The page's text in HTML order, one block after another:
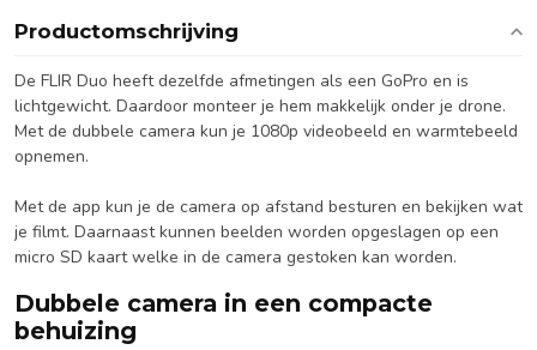
Productomschrijving
De FLIR Duo heeft dezelfde afmetingen als een GoPro en is
lichtgewicht. Daardoor monteer je hem makkelijk onder je drone.
Met de dubbele camera kun je 1080p videobeeld en warmtebeeld
opnemen.
Met de app kun je de camera op afstand besturen en bekijken wat
je filmt. Daarnaast kunnen beelden worden opgeslagen op een
micro SD kaart welke in de camera gestoken kan worden.
Dubbele camera in een compacte
behuizing